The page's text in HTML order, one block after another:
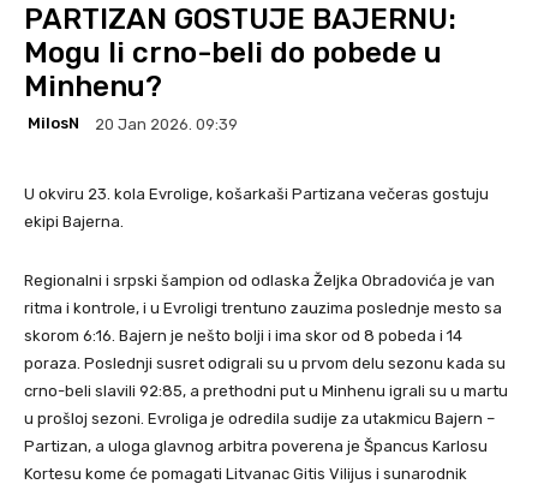
PARTIZAN GOSTUJE BAJERNU:
Mogu li crno-beli do pobede u
Minhenu?
MilosN 20 Jan 2026. 09:39
U okviru 23. kola Evrolige, košarkaši Partizana večeras gostuju
ekipi Bajerna.
Regionalni i srpski šampion od odlaska Željka Obradovića je van
ritma i kontrole, i u Evroligi trentuno zauzima poslednje mesto sa
skorom 6:16. Bajern je nešto bolji i ima skor od 8 pobeda i 14
poraza. Poslednji susret odigrali su u prvom delu sezonu kada su
crno-beli slavili 92:85, a prethodni put u Minhenu igrali su u martu
u prošloj sezoni. Evroliga je odredila sudije za utakmicu Bajern –
Partizan, a uloga glavnog arbitra poverena je Špancus Karlosu
Kortesu kome će pomagati Litvanac Gitis Vilijus i sunarodnik